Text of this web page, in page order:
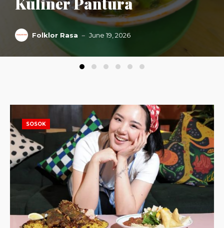
Folklor Rasa June 19, 2026
SOSOK